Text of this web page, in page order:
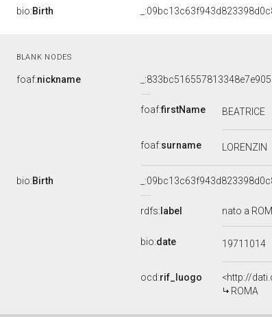
bio:Birth
BLANK NODES
foaf:nickname
foaf:firstName BEATRICE
foaf:surname LORENZIN
bio:Birth
rdfs: label nato a
bio:date 19711014
ocd:rif_luogo
<http://
ROMA